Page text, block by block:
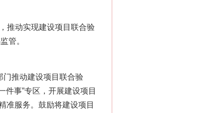
推动实现建设项目联合验
管。
推动建设项目联合验
件事”专区，开展建设项目
准服务。鼓励将建设项目
法官巧妙执行解纠纷